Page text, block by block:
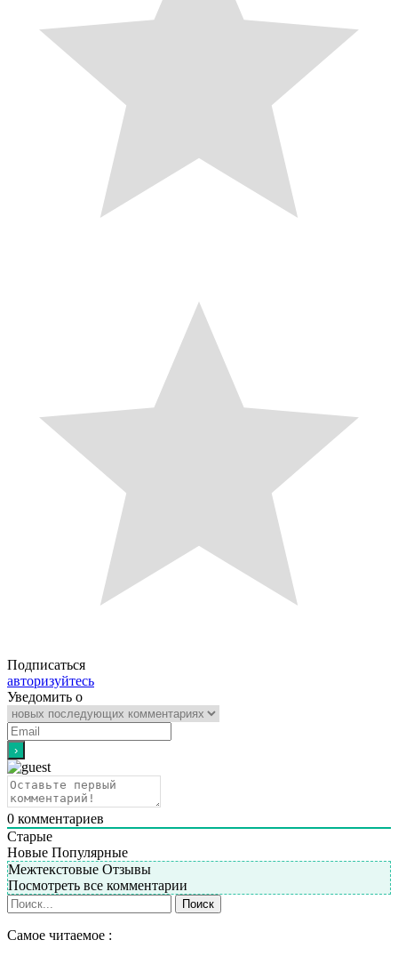
Подписаться
авторизуйтесь
Уведомить о
0 комментариев
Старые
Новые Популярные
Межтекстовые Отзывы
Посмотреть все комментарии
Самое читаемое :